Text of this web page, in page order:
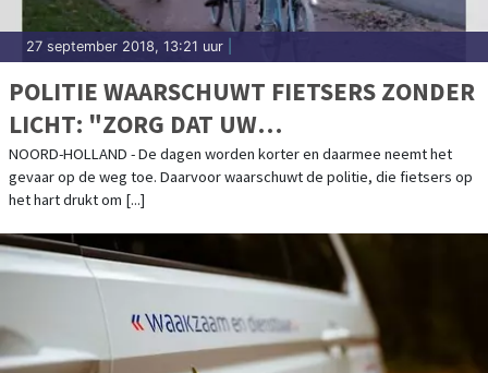
27 september 2018, 13:21 uur
POLITIE WAARSCHUWT FIETSERS ZONDER
LICHT: "ZORG DAT UW
DONORREGISTRATIE IN ORDE IS"
NOORD-HOLLAND - De dagen worden korter en daarmee neemt het
gevaar op de weg toe. Daarvoor waarschuwt de politie, die fietsers op
het hart drukt om [...]